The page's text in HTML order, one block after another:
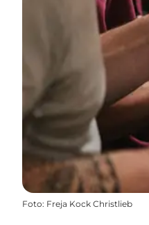
Foto: Freja Kock Christlieb